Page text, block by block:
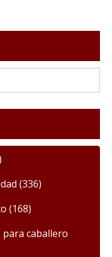
(336)
(168)
caballero